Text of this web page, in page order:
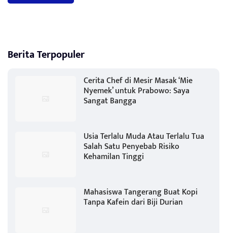
Berita Terpopuler
Cerita Chef di Mesir Masak ‘Mie
Nyemek’ untuk Prabowo: Saya
Sangat Bangga
Usia Terlalu Muda Atau Terlalu Tua
Salah Satu Penyebab Risiko
Kehamilan Tinggi
Mahasiswa Tangerang Buat Kopi
Tanpa Kafein dari Biji Durian